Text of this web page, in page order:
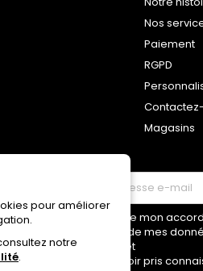
Nos
Paiement
RGPD
Magasins
pour améliorer
notre
.
Je donne mon
traitement de mes
ci-dessus et
déclare avoir pris